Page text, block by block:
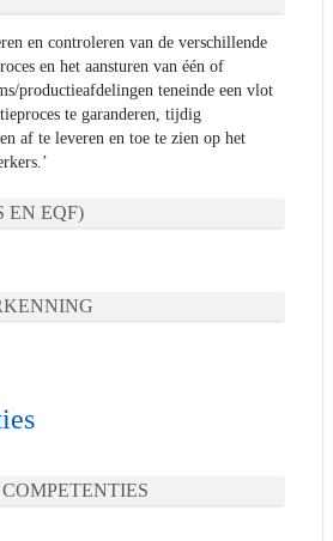
en controleren van de verschillende
en het aansturen van één of
productieafdelingen teneinde een vlot
te garanderen, tijdig
af te leveren en toe te zien op het
EN EQF)